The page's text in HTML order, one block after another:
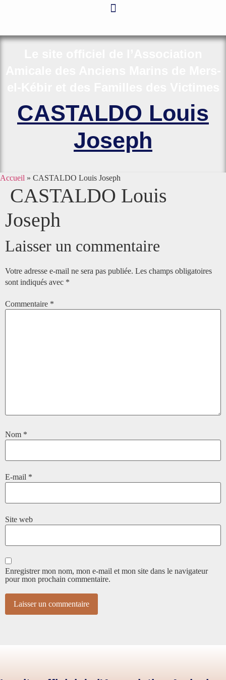
CASTALDO Louis
Joseph
Accueil » CASTALDO Louis Joseph
CASTALDO Louis
Joseph
Laisser un commentaire
Votre adresse e-mail ne sera pas publiée. Les champs obligatoires
sont indiqués avec *
Commentaire *
Nom *
E-mail *
Site web
Enregistrer mon nom, mon e-mail et mon site dans le navigateur
pour mon prochain commentaire.